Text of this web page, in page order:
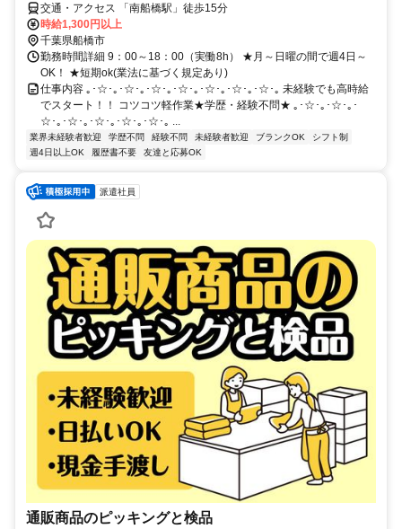
交通・アクセス 「南船橋駅」徒歩15分
時給1,300円以上
千葉県船橋市
勤務時間詳細 9：00～18：00（実働8h） ★月～日曜の間で週4日～
OK！ ★短期ok(業法に基づく規定あり)
仕事内容 ｡･☆･｡･☆･｡･☆･｡･☆･｡･☆･｡･☆･｡･☆･｡ 未経験でも高時給
でスタート！！ コツコツ軽作業★学歴・経験不問★ ｡･☆･｡･☆･｡･
☆･｡･☆･｡･☆･｡･☆･｡･☆･｡ ...
業界未経験者歓迎 学歴不問 経験不問 未経験者歓迎 ブランクOK
シフト制
週4日以上OK
履歴書不要 友達と応募OK
派遣社員
通販商品のピッキングと検品